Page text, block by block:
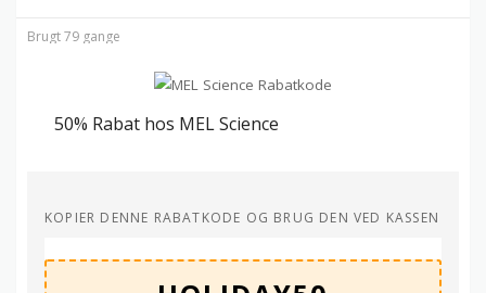
Brugt 79 gange
50% Rabat hos MEL Science
KOPIER DENNE RABATKODE OG BRUG DEN VED KASSEN